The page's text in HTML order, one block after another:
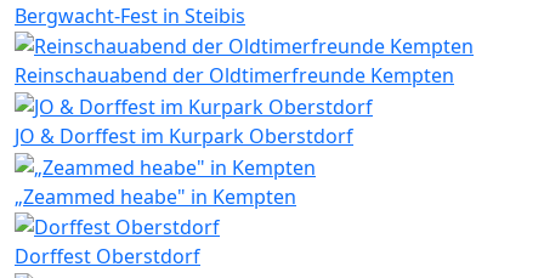
Bergwacht-Fest in Steibis
Reinschauabend der Oldtimerfreunde Kempten
JO & Dorffest im Kurpark Oberstdorf
„Zeammed heabe" in Kempten
Dorffest Oberstdorf